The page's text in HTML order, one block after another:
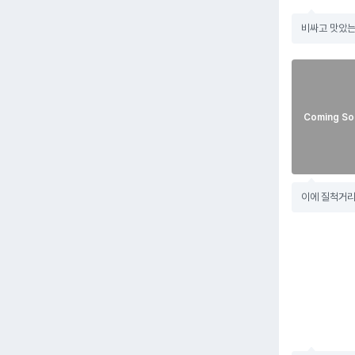
비싸고 맛았
Coming
이에 질척거